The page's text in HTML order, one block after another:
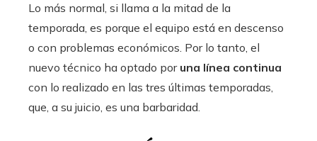
Lo más normal, si llama a la mitad de la
temporada, es porque el equipo está en descenso
o con problemas económicos. Por lo tanto, el
nuevo técnico ha optado por una línea continua
con lo realizado en las tres últimas temporadas,
que, a su juicio, es una barbaridad.